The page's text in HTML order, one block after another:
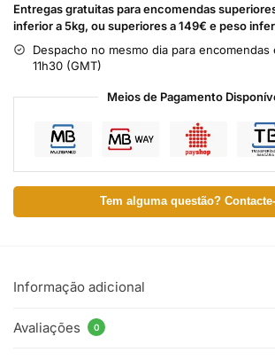
Entregas gratuitas para encomendas
inferior a 5kg, ou superiores a 149€ e peso
Despacho no mesmo dia para encomendas
11h30 (GMT)
Meios de Pagamento
Tem alguma questão?
Informação adicional
Avaliações 0